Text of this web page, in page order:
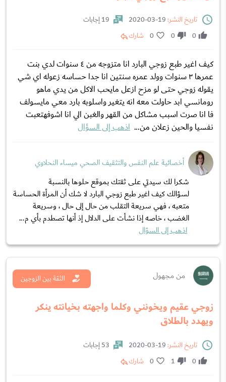
تاريخ النشر:
19 إجابات
0
0
0 شارك
كيف اغير طبع زوجي البارد انا متزوجه من ٤ سنوات لدي بنت
عمرها ٣ سنوات وولد عمره سنتين انا جدا حساسه زعوله اي شي
يقوله زوجي حتى لو مزح ازعل مايحب الاكل من يدي ماهو
رومانسي ابد حاولت معه انه يتغير واسلوبه بارد معي مايسولف
فا انا صرت اسبب مشاكل من القهر والغبن الي انا اشوفهتعبت
نفسيا والحين زعلان من... اذهب إلى السؤال
أخصائية علم النفس والتثقيف الصحي ميساء النحلاوي
شكرا لك سيدتي على ثقتك بموقع حلوها بالنسبة
لسؤالك كيف اغير طبع زوجي البارد لا شك أن المرأة الحساسة
متعبه ، فهي سريعة التقلب من حال إلى حال ، وسريعة
الغضب ، خاصه إذا نشأت على الدلال إذ أنها تصطدم بأي م...
اذهب إلى السؤال
من مجهول
زوجي عقيم ويخونني وكلما واجهته بخيانته ينكر
ويهدد بالطلاق
الثقة بين الزوجين
تاريخ النشر:
53 إجابات
0
1
0 شارك